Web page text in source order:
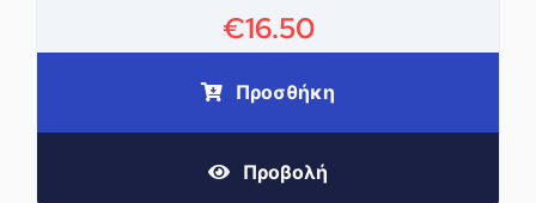
€16.50
Προσθήκη
Προβολή